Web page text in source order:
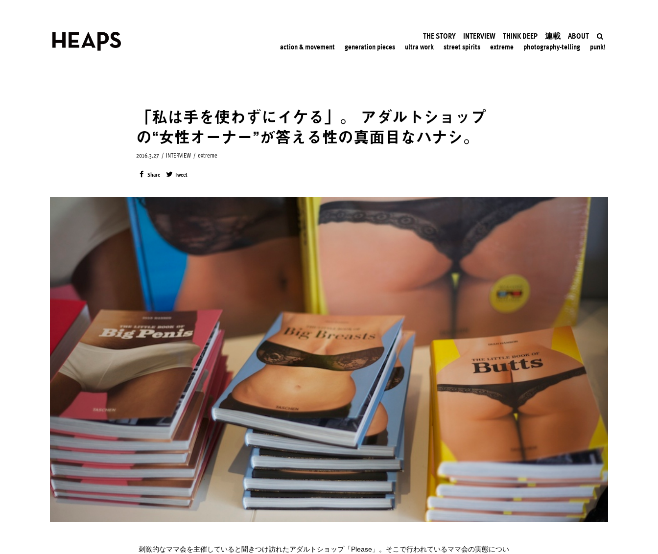
THE STORY INTERVIEW THINK DEEP 連載 ABOUT
action & movement generation pieces ultra work street spirits extreme photography-telling punk!
「私は手を使わずにイケる」。 アダルトショップ
の“女性オーナー”が答える性の真面目なハナシ。
2016.3.27 / INTERVIEW / extreme
Share Tweet
刺激的なママ会を主催していると聞きつけ訪れたアダルトショップ「Please」。そこで行われているママ会の実態につい